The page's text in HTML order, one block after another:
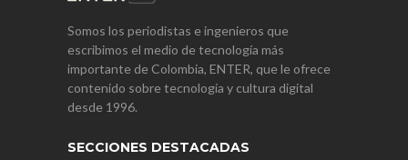
Somos los periodistas e ingenieros que
escribimos el medio de tecnología más
importante de Colombia, ENTER, que le ofrece
contenido sobre tecnología y cultura digital
desde 1996.
SECCIONES DESTACADAS